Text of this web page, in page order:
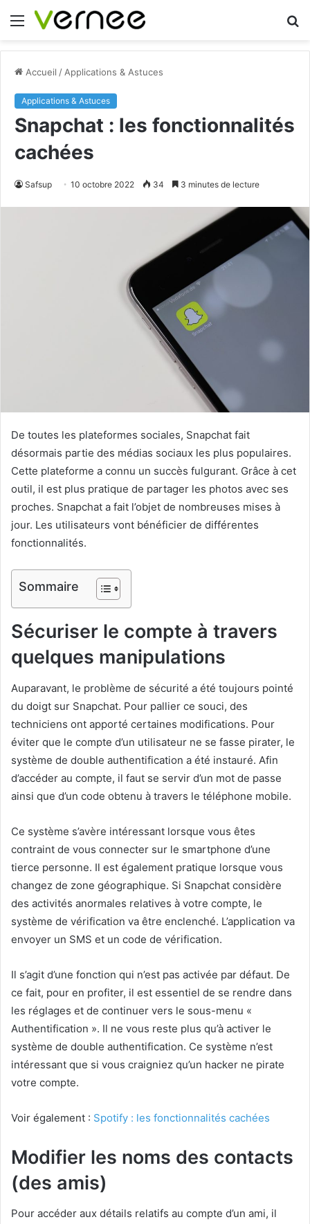
Menu
Accueil / Applications & Astuces
Applications & Astuces
Snapchat : les fonctionnalités
cachées
Safsup 10 octobre 2022 34 3 minutes de lecture
De toutes les plateformes sociales, Snapchat fait
désormais partie des médias sociaux les plus populaires.
Cette plateforme a connu un succès fulgurant. Grâce à cet
outil, il est plus pratique de partager les photos avec ses
proches. Snapchat a fait l’objet de nombreuses mises à
jour. Les utilisateurs vont bénéficier de différentes
fonctionnalités.
Sommaire
Sécuriser le compte à travers
quelques manipulations
Auparavant, le problème de sécurité a été toujours pointé
du doigt sur Snapchat. Pour pallier ce souci, des
techniciens ont apporté certaines modifications. Pour
éviter que le compte d’un utilisateur ne se fasse pirater, le
système de double authentification a été instauré. Afin
d’accéder au compte, il faut se servir d’un mot de passe
ainsi que d’un code obtenu à travers le téléphone mobile.
Ce système s’avère intéressant lorsque vous êtes
contraint de vous connecter sur le smartphone d’une
tierce personne. Il est également pratique lorsque vous
changez de zone géographique. Si Snapchat considère
des activités anormales relatives à votre compte, le
système de vérification va être enclenché. L’application va
envoyer un SMS et un code de vérification.
Il s’agit d’une fonction qui n’est pas activée par défaut. De
ce fait, pour en profiter, il est essentiel de se rendre dans
les réglages et de continuer vers le sous-menu «
Authentification ». Il ne vous reste plus qu’à activer le
système de double authentification. Ce système n’est
intéressant que si vous craigniez qu’un hacker ne pirate
votre compte.
Voir également : Spotify : les fonctionnalités cachées
Modifier les noms des contacts
(des amis)
Pour accéder aux détails relatifs au compte d’un ami, il